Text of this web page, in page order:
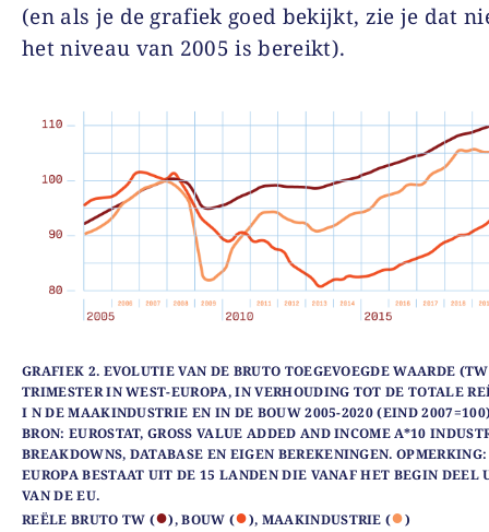
(en als je de grafiek goed bekijkt, zie je dat
het niveau van 2005 is bereikt).
GRAFIEK 2. EVOLUTIE VAN DE BRUTO TOEGEVOEGDE WAARDE
TRIMESTER IN WEST-EUROPA, IN VERHOUDING TOT DE TOTALE
I N DE MAAKINDUSTRIE EN IN DE BOUW 2005-2020 (EIND
BRON: EUROSTAT, GROSS VALUE ADDED AND INCOME A*10
BREAKDOWNS, DATABASE EN EIGEN BEREKENINGEN.
EUROPA BESTAAT UIT DE 15 LANDEN DIE VANAF HET BEGIN DEEL
VAN DE EU.
REËLE BRUTO TW (●), BOUW (●), MAAKINDUSTRIE (●)